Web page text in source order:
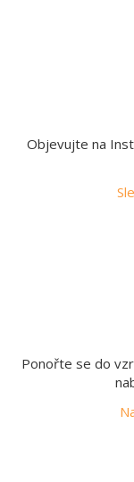
Objevujte na
Ponořte se do